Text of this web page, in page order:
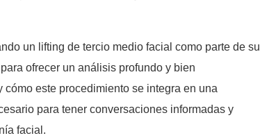
un lifting de tercio medio facial como parte de su
ofrecer un análisis profundo y bien
este procedimiento se integra en una
para tener conversaciones informadas y
facial.